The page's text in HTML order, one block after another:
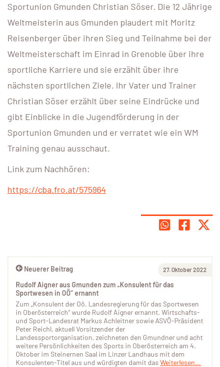
Sportunion Gmunden Christian Söser. Die 12 Jährige
Weltmeisterin aus Gmunden plaudert mit Moritz
Reisenberger über ihren Sieg und Teilnahme bei der
Weltmeisterschaft im Einrad in Grenoble über ihre
sportliche Karriere und sie erzählt über ihre
nächsten sportlichen Ziele. Ihr Vater und Trainer
Christian Söser erzählt über seine Eindrücke und
gibt Einblicke in die Jugendförderung in der
Sportunion Gmunden und er verratet wie ein WM
Training genau ausschaut.
Link zum Nachhören:
https://cba.fro.at/575964
Neuerer Beitrag 27. Oktober 2022
Rudolf Aigner aus Gmunden zum „Konsulent für das
Sportwesen in OÖ“ ernannt
Zum „Konsulent der Oö. Landesregierung für das Sportwesen
in Oberösterreich“ wurde Rudolf Aigner ernannt. Wirtschafts-
und Sport-Landesrat Markus Achleitner sowie ASVÖ-Präsident
Peter Reichl, aktuell Vorsitzender der
Landessportorganisation, zeichneten den Gmundner und acht
weitere Persönlichkeiten des Sports in Oberösterreich am 4.
Oktober im Steinernen Saal im Linzer Landhaus mit dem
Konsulenten-Titel aus und würdigten damit das Weiterlesen...